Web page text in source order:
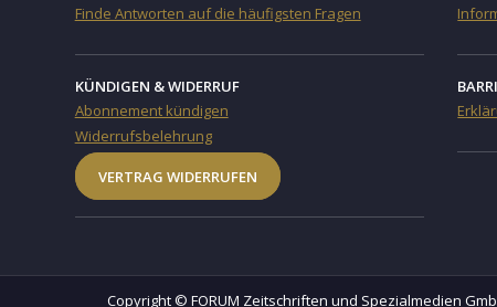
Finde Antworten auf die häufigsten Fragen
KÜNDIGEN & WIDERRUF
Abonnement kündigen
Widerrufsbelehrung
VERTRAG WIDERRUFEN
Copyright © FORUM Zeitschriften und Spezialmedien